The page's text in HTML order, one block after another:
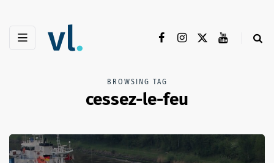
BROWSING TAG
cessez-le-feu